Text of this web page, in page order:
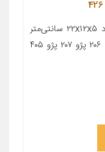
معرفی محصول جزئیات محصول ابعاد ۲۲x۱۲x۵ سانتی‌متر
جنس ویسکوز مناسب برای خودرو پژو ۲۰۶ پژو ۲۰۷ پژو ۴۰۵